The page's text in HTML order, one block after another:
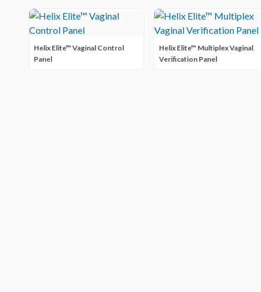
Helix Elite™ Vaginal Control
Panel
Helix Elite™ Multiplex Vaginal
Verification Panel